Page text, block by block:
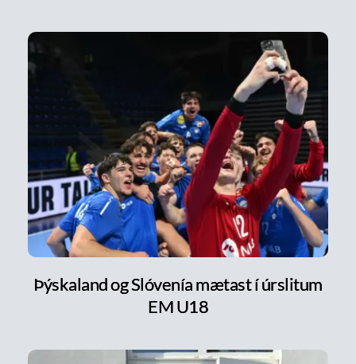
Þýskaland og Slóvenía mætast í úrslitum
EM U18